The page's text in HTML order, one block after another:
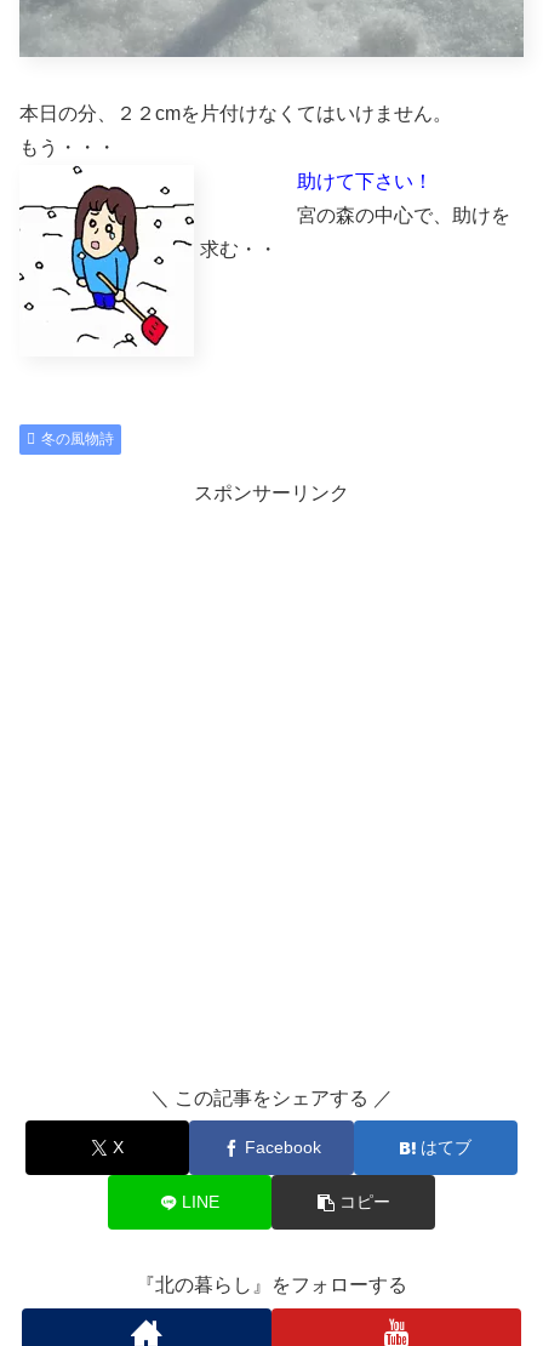
本日の分、２２cmを片付けなくてはいけません。
もう・・・
助けて下さい！
宮の森の中心で、助けを
求む・・
冬の風物詩
スポンサーリンク
＼ この記事をシェアする ／
X Facebook はてブ
LINE コピー
『北の暮らし』をフォローする